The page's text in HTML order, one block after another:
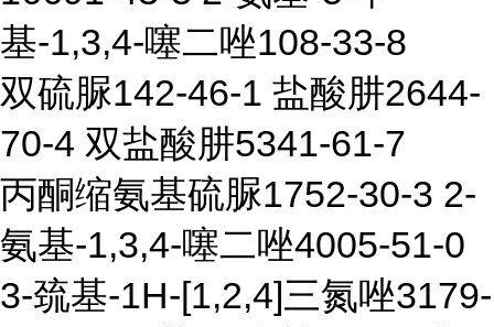
基-1,3,4-噻二唑108-33-8
双硫脲142-46-1 盐酸肼2644-
70-4 双盐酸肼5341-61-7
丙酮缩氨基硫脲1752-30-3 2-
氨基-1,3,4-噻二唑4005-51-0
3-巯基-1H-[1,2,4]三氮唑3179-